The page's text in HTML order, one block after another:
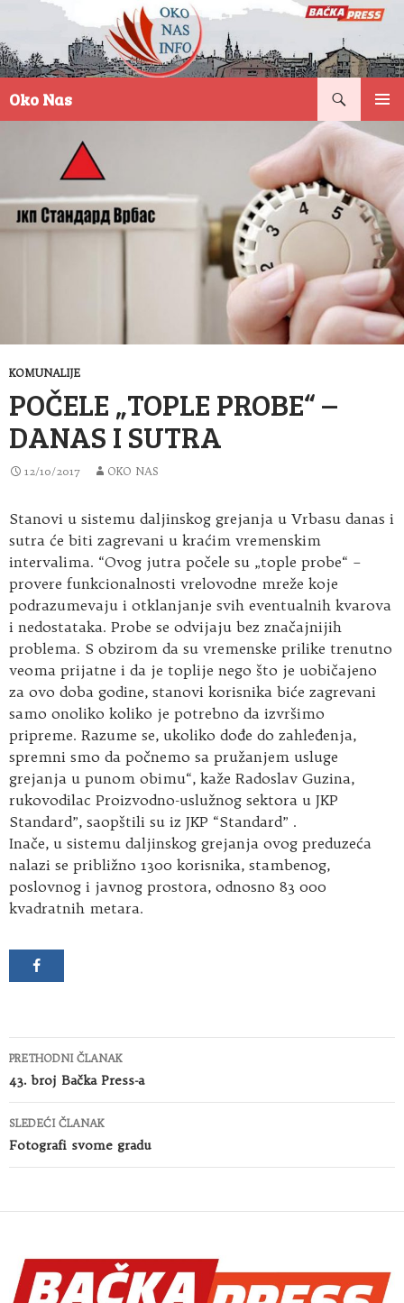
Oko Nas
KOMUNALIJE
POČELE „TOPLE PROBE“ –
DANAS I SUTRA
12/10/2017 OKO NAS
Stanovi u sistemu daljinskog grejanja u Vrbasu danas i
sutra će biti zagrevani u kraćim vremenskim
intervalima. “Ovog jutra počele su „tople probe“ –
provere funkcionalnosti vrelovodne mreže koje
podrazumevaju i otklanjanje svih eventualnih kvarova
i nedostataka. Probe se odvijaju bez značajnijih
problema. S obzirom da su vremenske prilike trenutno
veoma prijatne i da je toplije nego što je uobičajeno
za ovo doba godine, stanovi korisnika biće zagrevani
samo onoliko koliko je potrebno da izvršimo
pripreme. Razume se, ukoliko dođe do zahleđenja,
spremni smo da počnemo sa pružanjem usluge
grejanja u punom obimu“, kaže Radoslav Guzina,
rukovodilac Proizvodno-uslužnog sektora u JKP
Standard”, saopštili su iz JKP “Standard” .
Inače, u sistemu daljinskog grejanja ovog preduzeća
nalazi se približno 1300 korisnika, stambenog,
poslovnog i javnog prostora, odnosno 83 000
kvadratnih metara.
Kretanje
članaka
PRETHODNI ČLANAK
43. broj Bačka Press-a
SLEDEĆI ČLANAK
Fotografi svome gradu